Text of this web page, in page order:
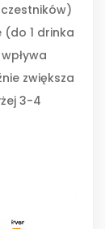
(do 1 drinka
zwiększa
3-4